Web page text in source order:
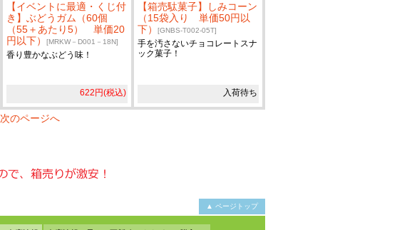
【イベントに最適・くじ付
き】ぶどうガム（60個
（55＋あたり5） 単価20
円以下）
[MRKW－D001－18N]
香り豊かなぶどう味！
622円(税込)
【箱売駄菓子】しみコーン
（15袋入り 単価50円以
下）
[GNBS-T002-05T]
手を汚さないチョコレートスナ
ック菓子！
入荷待ち
次のページへ
▲ ページトップ